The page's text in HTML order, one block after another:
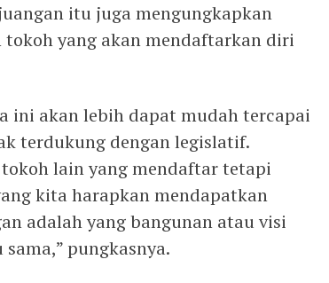
itu juga mengungkapkan
yang akan mendaftarkan diri
ini akan lebih dapat mudah tercapai
terdukung dengan legislatif.
lain yang mendaftar tetapi
kita harapkan mendapatkan
adalah yang bangunan atau visi
pungkasnya.